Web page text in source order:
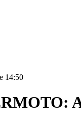
14:50